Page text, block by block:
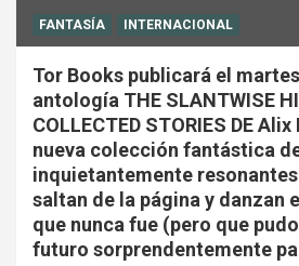
FANTASÍA INTERNACIONAL
Tor Books publicará el
antología THE SLANTWISE
COLLECTED STORIES DE
nueva colección fantástica
inquietantemente
saltan de la página y danzan
que nunca fue (pero que
futuro sorprendentemente